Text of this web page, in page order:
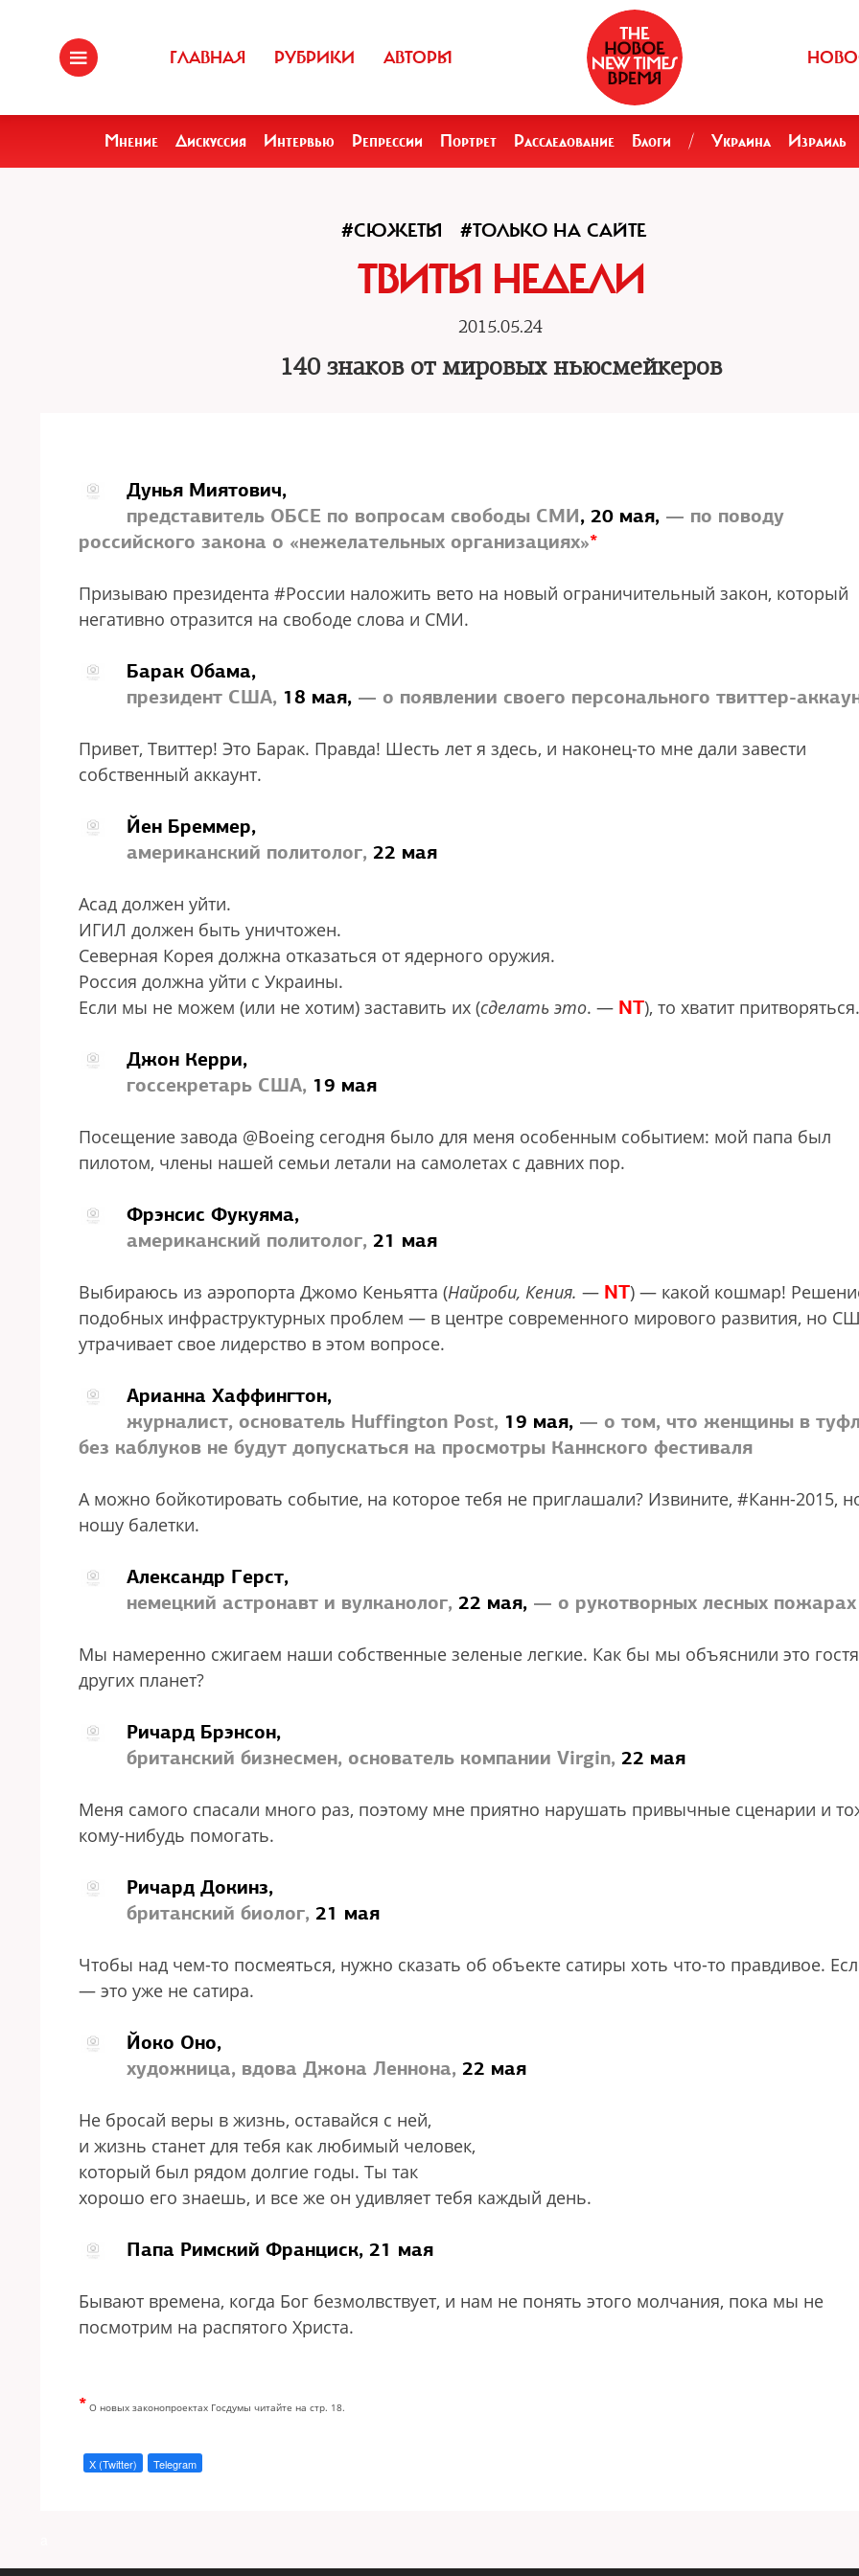
ГЛАВНАЯ РУБРИКИ АВТОРЫ
Мнение Дискуссия Интервью Репрессии Портрет Расследование Блоги / Украина Израиль
#СЮЖЕТЫ #ТОЛЬКО НА САЙТЕ
ТВИТЫ НЕДЕЛИ
2015.05.24
140 знаков от мировых ньюсмейкеров
Дунья Миятович,
представитель ОБСЕ по вопросам свободы СМИ, 20 мая, — по поводу
российского закона о «нежелательных организациях»*
Призываю президента #России наложить вето на новый ограничительный закон, который
негативно отразится на свободе слова и СМИ.
Барак Обама,
президент США, 18 мая, — о появлении своего персонального твиттер-
Привет, Твиттер! Это Барак. Правда! Шесть лет я здесь, и наконец-то мне дали завести
собственный аккаунт.
Йен Бреммер,
американский политолог, 22 мая
Асад должен уйти.
ИГИЛ должен быть уничтожен.
Северная Корея должна отказаться от ядерного оружия.
Россия должна уйти с Украины.
Если мы не можем (или не хотим) заставить их (сделать это. — NT), то хватит притворяться.
Джон Керри,
госсекретарь США, 19 мая
Посещение завода @Boeing сегодня было для меня особенным событием: мой папа был
пилотом, члены нашей семьи летали на самолетах с давних пор.
Фрэнсис Фукуяма,
американский политолог, 21 мая
Выбираюсь из аэропорта Джомо Кеньятта (Найроби, Кения. — NT) — какой кошмар!
подобных инфраструктурных проблем — в центре современного мирового развития, но
утрачивает свое лидерство в этом вопросе.
Арианна Хаффингтон,
журналист, основатель Huffington Post, 19 мая, — о том, что женщины в
без каблуков не будут допускаться на просмотры Каннского фестиваля
А можно бойкотировать событие, на которое тебя не приглашали? Извините, #Канн-2015,
ношу балетки.
Александр Герст,
немецкий астронавт и вулканолог, 22 мая, — о рукотворных лесных пожарах
Мы намеренно сжигаем наши собственные зеленые легкие. Как бы мы объяснили это
других планет?
Ричард Брэнсон,
британский бизнесмен, основатель компании Virgin, 22 мая
Меня самого спасали много раз, поэтому мне приятно нарушать привычные сценарии и
кому-нибудь помогать.
Ричард Докинз,
британский биолог, 21 мая
Чтобы над чем-то посмеяться, нужно сказать об объекте сатиры хоть что-то правдивое.
— это уже не сатира.
Йоко Оно,
художница, вдова Джона Леннона, 22 мая
Не бросай веры в жизнь, оставайся с ней,
и жизнь станет для тебя как любимый человек,
который был рядом долгие годы. Ты так
хорошо его знаешь, и все же он удивляет тебя каждый день.
Папа Римский Франциск, 21 мая
Бывают времена, когда Бог безмолвствует, и нам не понять этого молчания, пока мы не
посмотрим на распятого Христа.
* О новых законопроектах Госдумы читайте на стр. 18.
X (Twitter) Telegram